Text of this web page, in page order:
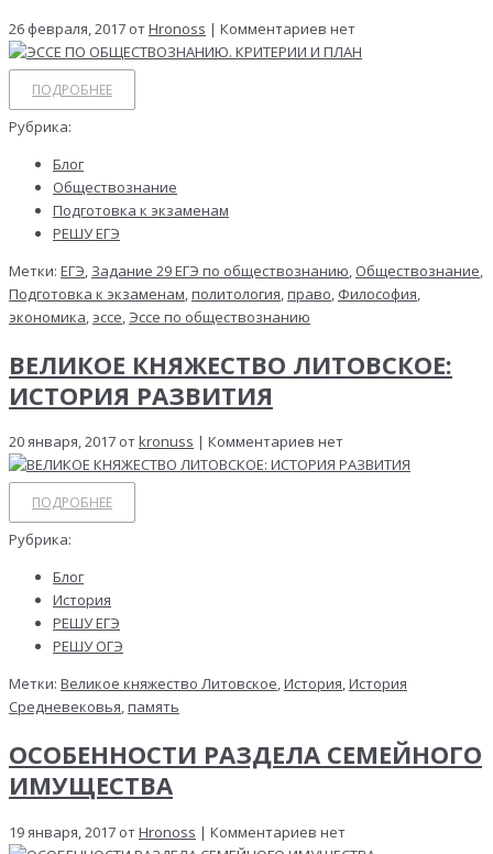
26 февраля, 2017 отHronoss | Комментариев нет
ПОДРОБНЕЕ
Рубрика:
Блог
Обществознание
Подготовка к экзаменам
РЕШУ ЕГЭ
Метки: ЕГЭ Задание 29 ЕГЭ по обществознанию Обществознание
Подготовка к экзаменам политология право Философия
экономика эссе Эссе по обществознанию
ВЕЛИКОЕ КНЯЖЕСТВО ЛИТОВСКОЕ:
ИСТОРИЯ РАЗВИТИЯ
20 января, 2017 отkronuss | Комментариев нет
ПОДРОБНЕЕ
Рубрика:
Блог
История
РЕШУ ЕГЭ
РЕШУ ОГЭ
Метки: Великое княжество Литовское,История,История
Средневековья,память
ОСОБЕННОСТИ РАЗДЕЛА СЕМЕЙНОГО
ИМУЩЕСТВА
19 января, 2017 отHronoss | Комментариев нет